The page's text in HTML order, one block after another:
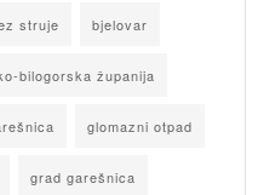
struje bjelovar
bilogorska županija
glomazni otpad
grad garešnica